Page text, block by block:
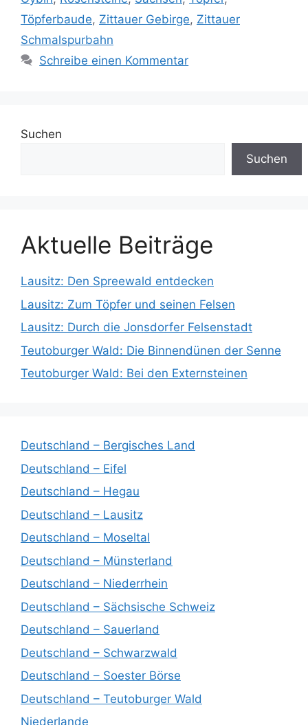
Töpferbaude, Zittauer Gebirge, Zittauer
Schmalspurbahn
Schreibe einen Kommentar
Suchen
Suchen
Aktuelle Beiträge
Lausitz: Den Spreewald entdecken
Lausitz: Zum Töpfer und seinen Felsen
Lausitz: Durch die Jonsdorfer Felsenstadt
Teutoburger Wald: Die Binnendünen der Senne
Teutoburger Wald: Bei den Externsteinen
Deutschland – Bergisches Land
Deutschland – Eifel
Deutschland – Hegau
Deutschland – Lausitz
Deutschland – Moseltal
Deutschland – Münsterland
Deutschland – Niederrhein
Deutschland – Sächsische Schweiz
Deutschland – Sauerland
Deutschland – Schwarzwald
Deutschland – Soester Börse
Deutschland – Teutoburger Wald
Niederlande